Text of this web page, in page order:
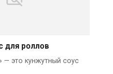
для роллов
— это кунжутный соус